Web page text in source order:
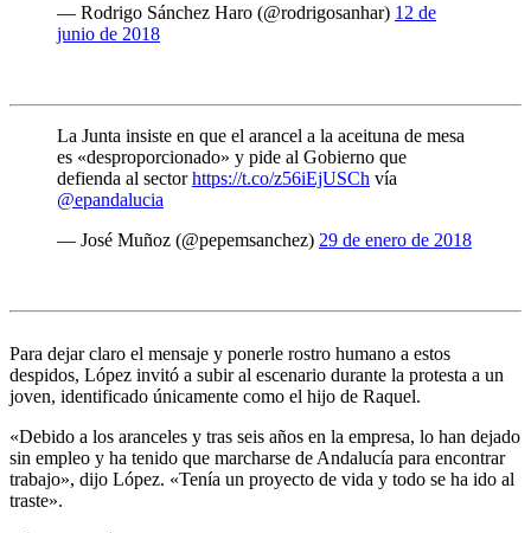
— Rodrigo Sánchez Haro (@rodrigosanhar) 12 de
junio de 2018
La Junta insiste en que el arancel a la aceituna de mesa
es «desproporcionado» y pide al Gobierno que
defienda al sectorhttps://t.co/z56iEjUSCh vía
@epandalucia
— José Muñoz (@pepemsanchez) 29 de enero de 2018
Para dejar claro el mensaje y ponerle rostro humano a estos
despidos, López invitó a subir al escenario durante la protesta a un
joven, identificado únicamente como el hijo de Raquel.
«Debido a los aranceles y tras seis años en la empresa, lo han dejado
sin empleo y ha tenido que marcharse de Andalucía para encontrar
trabajo», dijo López. «Tenía un proyecto de vida y todo se ha ido al
traste».